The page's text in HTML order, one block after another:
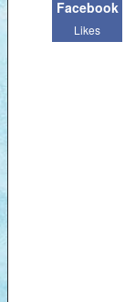
Facebook
Likes